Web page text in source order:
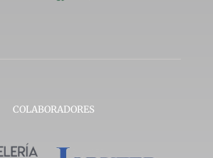
COLABORADORES